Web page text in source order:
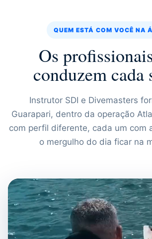
QUEM ESTÁ COM VOCÊ NA
Os
conduzem cada
Instrutor SDI e Divemasters
Guarapari, dentro da operação
com perfil diferente, cada um com
o mergulho do dia ficar na